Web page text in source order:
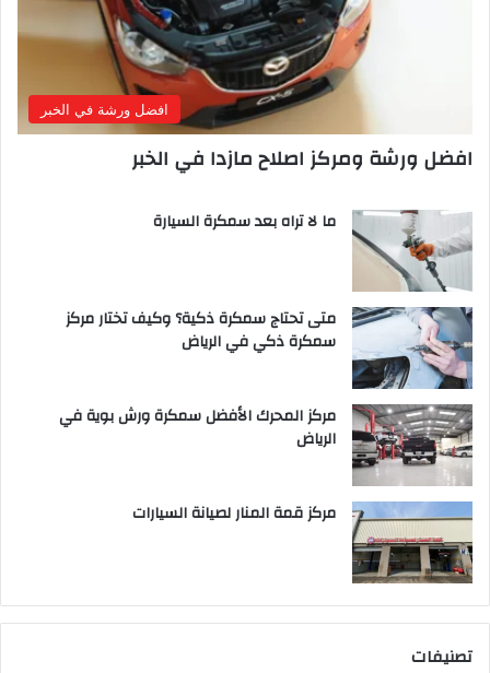
افضل ورشة في الخبر
افضل ورشة ومركز اصلاح مازدا في الخبر
ما لا تراه بعد سمكرة السيارة
متى تحتاج سمكرة ذكية؟ وكيف تختار مركز
سمكرة ذكي في الرياض
مركز المحرك الأفضل سمكرة ورش بوية في
الرياض
مركز قمة المنار لصيانة السيارات
تصنيفات